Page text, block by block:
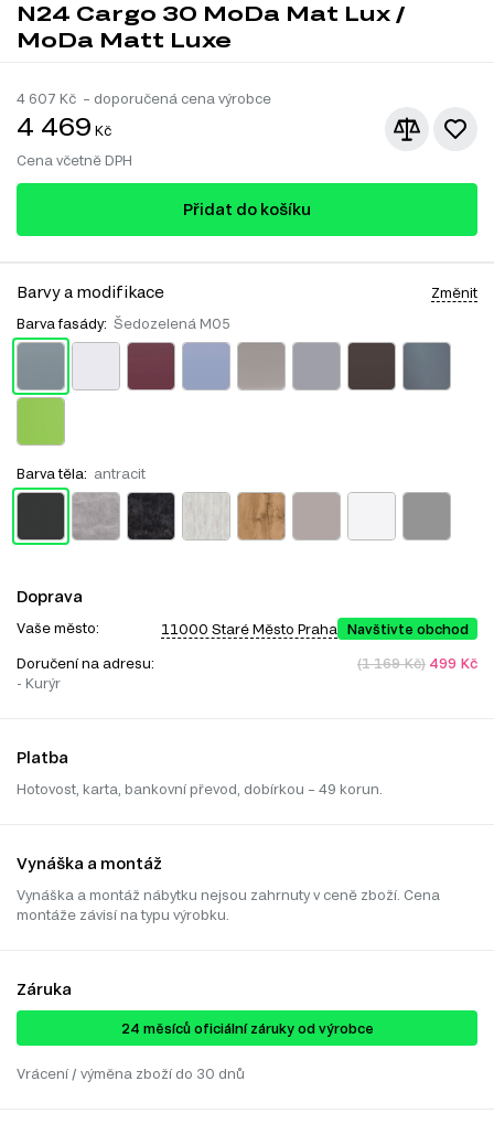
N24 Cargo 30 MoDa Mat Lux /
MoDa Matt Luxe
4 607 Kč – doporučená cena výrobce
4 469 Kč
Cena včetně DPH
Přidat do košíku
Barvy a modifikace Změnit
Barva fasády: Šedozelená M05
Barva těla: antracit
Doprava
Vaše město: 11000 Staré Město Praha Navštivte obchod
Doručení na adresu:
- Kurýr
(1 169 Kč) 499 Kč
Platba
Hotovost, karta, bankovní převod, dobírkou – 49 korun.
Vynáška a montáž
Vynáška a montáž nábytku nejsou zahrnuty v ceně zboží. Cena
montáže závisí na typu výrobku.
Záruka
24 ​​​​měsíců oficiální záruky od výrobce
Vrácení / výměna zboží do 30 dnů